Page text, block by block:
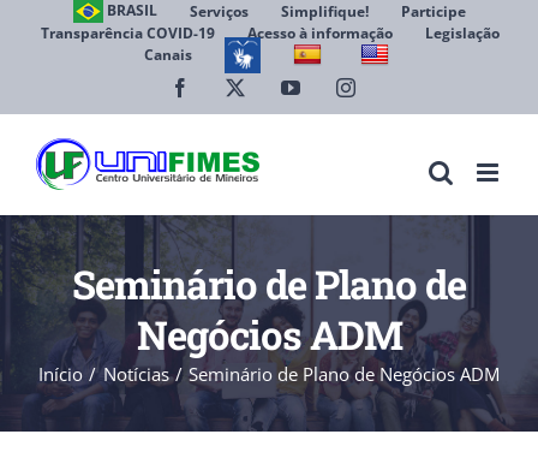
BRASIL Serviços Simplifique!
Participe
Transparência COVID-19
Acesso à informação
Legislação
Canais
Facebook YouTubeInstagram
Seminário de Plano de
Negócios ADM
Início Notícias Seminário de Plano de Negócios ADM